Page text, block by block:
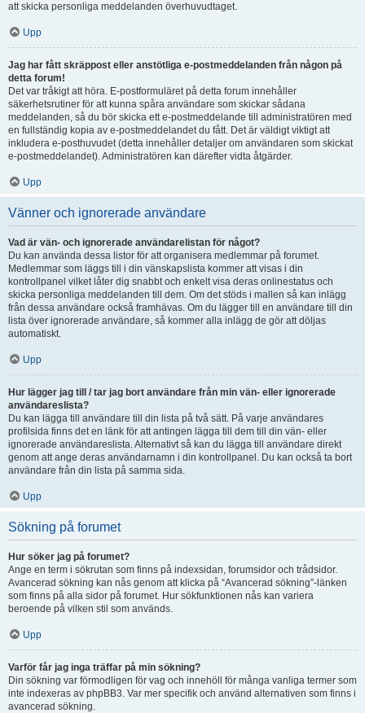
att skicka personliga meddelanden överhuvudtaget.
Upp
Jag har fått skräppost eller anstötliga e-postmeddelanden från någon på
detta forum!
Det var tråkigt att höra. E-postformuläret på detta forum innehåller
säkerhetsrutiner för att kunna spåra användare som skickar sådana
meddelanden, så du bör skicka ett e-postmeddelande till administratören med
en fullständig kopia av e-postmeddelandet du fått. Det är väldigt viktigt att
inkludera e-posthuvudet (detta innehåller detaljer om användaren som skickat
e-postmeddelandet). Administratören kan därefter vidta åtgärder.
Upp
Vänner och ignorerade användare
Vad är vän- och ignorerade användarelistan för något?
Du kan använda dessa listor för att organisera medlemmar på forumet.
Medlemmar som läggs till i din vänskapslista kommer att visas i din
kontrollpanel vilket låter dig snabbt och enkelt visa deras onlinestatus och
skicka personliga meddelanden till dem. Om det stöds i mallen så kan inlägg
från dessa användare också framhävas. Om du lägger till en användare till din
lista över ignorerade användare, så kommer alla inlägg de gör att döljas
automatiskt.
Upp
Hur lägger jag till / tar jag bort användare från min vän- eller ignorerade
användareslista?
Du kan lägga till användare till din lista på två sätt. På varje användares
profilsida finns det en länk för att antingen lägga till dem till din vän- eller
ignorerade användareslista. Alternativt så kan du lägga till användare direkt
genom att ange deras användarnamn i din kontrollpanel. Du kan också ta bort
användare från din lista på samma sida.
Upp
Sökning på forumet
Hur söker jag på forumet?
Ange en term i sökrutan som finns på indexsidan, forumsidor och trådsidor.
Avancerad sökning kan nås genom att klicka på “Avancerad sökning”-länken
som finns på alla sidor på forumet. Hur sökfunktionen nås kan variera
beroende på vilken stil som används.
Upp
Varför får jag inga träffar på min sökning?
Din sökning var förmodligen för vag och innehöll för många vanliga termer som
inte indexeras av phpBB3. Var mer specifik och använd alternativen som finns i
avancerad sökning.